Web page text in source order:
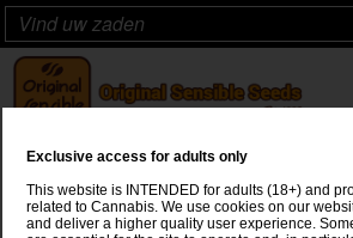
Critical Kush
Critical + xColorado Ghost OG
Exclusive access for adults only
This website is INTENDED for adults (18+) and
related to Cannabis. We use cookies on our
and deliver a higher quality user experience.